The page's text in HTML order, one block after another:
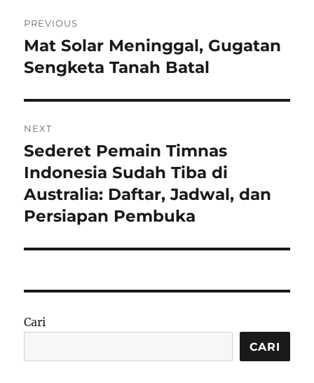
pos
PREVIOUS
Previous
post:
Mat Solar Meninggal, Gugatan
Sengketa Tanah Batal
NEXT
Next
post:
Sederet Pemain Timnas
Indonesia Sudah Tiba di
Australia: Daftar, Jadwal, dan
Persiapan Pembuka
Cari
CARI